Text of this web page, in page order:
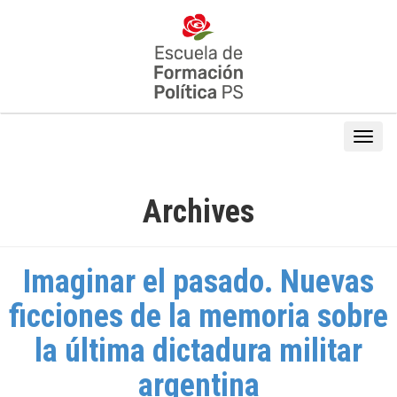
Archives
Imaginar el pasado. Nuevas
ficciones de la memoria sobre
la última dictadura militar
argentina